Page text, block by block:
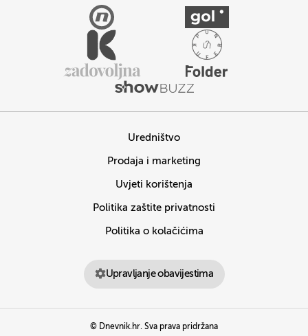
Uredništvo
Prodaja i marketing
Uvjeti korištenja
Politika zaštite privatnosti
Politika o kolačićima
Upravljanje obavijestima
© Dnevnik.hr. Sva prava pridržana